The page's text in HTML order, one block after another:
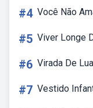
#4 Você Não
#5 Viver Longe
#6 Virada De
#7 Vestido